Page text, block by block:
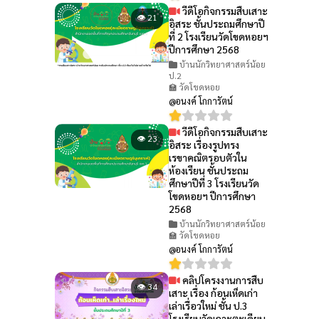
👁 21
วีดีโอกิจกรรมสืบเสาะ
อิสระ ชั้นประถมศึกษาปี
ที่ 2 โรงเรียนวัดโขดหอยฯ
ปีการศึกษา 2568
บ้านนักวิทยาศาสตร์น้อย
ป.2
🏫 วัดโขดหอย
@อนงค์ โกการัตน์
👁 23
วีดีโอกิจกรรมสืบเสาะ
อิสระ เรื่องรูปทรง
เรขาคณิตรอบตัวใน
ห้องเรียน ชั้นประถม
ศึกษาปีที่ 3 โรงเรียนวัด
โขดหอยฯ ปีการศึกษา
2568
บ้านนักวิทยาศาสตร์น้อย
🏫 วัดโขดหอย
@อนงค์ โกการัตน์
👁 34
คลิปโครงงานการสืบ
เสาะ เรื่อง ก้อนเห็ดเก่า
เล่าเรื่อวใหม่ ชั้น ป.3